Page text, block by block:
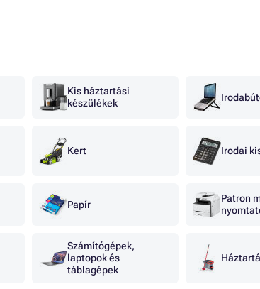
Kis háztartási
készülékek
Kert Irodai
Papír
Patron
Számítógépek,
laptopok és
táblagépek